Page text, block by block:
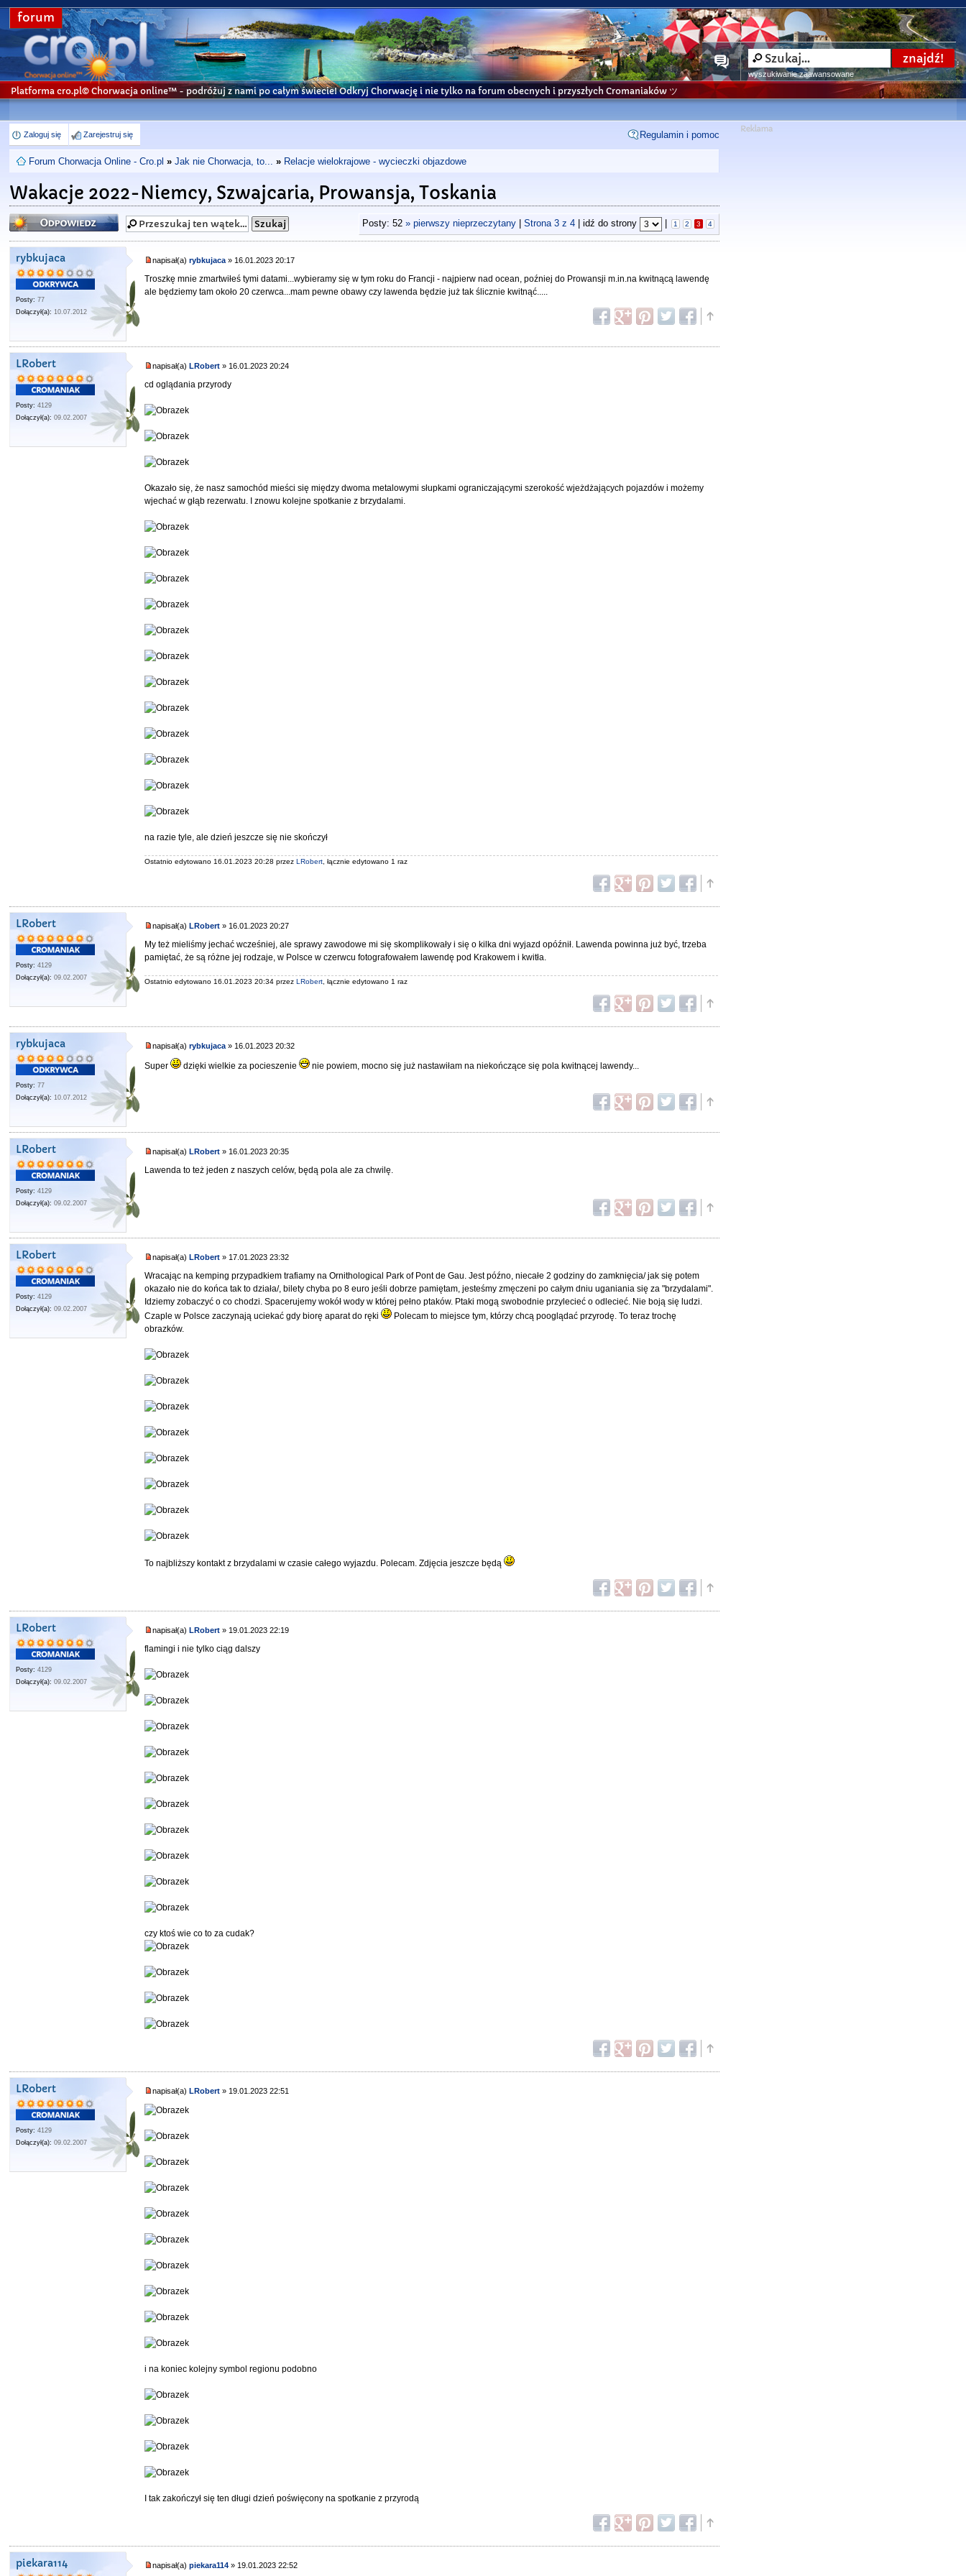
forum
wyszukiwanie zaawansowane
Platforma cro.pl© Chorwacja online™ - podróżuj z nami po całym świecie! Odkryj Chorwację i nie tylko na forum obecnych i przyszłych Cromaniaków ツ
Zaloguj się Zarejestruj się Regulamin i pomoc
Forum Chorwacja Online - Cro.pl » Jak nie Chorwacja, to... » Relacje wielokrajowe - wycieczki objazdowe
Wakacje 2022-Niemcy, Szwajcaria, Prowansja, Toskania
Odpowiedz Posty: 52 » pierwszy nieprzeczytany| Strona 3z 4| idź do strony 1 2 3 4
rybkujaca
Posty: 77
Dołączył(a): 10.07.2012
napisał(a)rybkujaca » 16.01.2023 20:17
Troszkę mnie zmartwiłeś tymi datami...wybieramy się w tym roku do Francji - najpierw nad ocean, poźniej do Prowansji m.in.na kwitnącą lawendę
ale będziemy tam około 20 czerwca...mam pewne obawy czy lawenda będzie już tak ślicznie kwitnąć.....
LRobert
Posty: 4129
Dołączył(a): 09.02.2007
napisał(a)LRobert » 16.01.2023 20:24
cd oglądania przyrody
Okazało się, że nasz samochód mieści się między dwoma metalowymi słupkami ograniczającymi szerokość wjeżdżających pojazdów i możemy
wjechać w głąb rezerwatu. I znowu kolejne spotkanie z brzydalami.
na razie tyle, ale dzień jeszcze się nie skończył
Ostatnio edytowano 16.01.2023 20:28 przezLRobert , łącznie edytowano 1 raz
LRobert
Posty: 4129
Dołączył(a): 09.02.2007
napisał(a)LRobert » 16.01.2023 20:27
My też mieliśmy jechać wcześniej, ale sprawy zawodowe mi się skomplikowały i się o kilka dni wyjazd opóźnił. Lawenda powinna już być, trzeba
pamiętać, że są różne jej rodzaje, w Polsce w czerwcu fotografowałem lawendę pod Krakowem i kwitła.
Ostatnio edytowano 16.01.2023 20:34 przezLRobert , łącznie edytowano 1 raz
rybkujaca
Posty: 77
Dołączył(a): 10.07.2012
napisał(a)rybkujaca » 16.01.2023 20:32
Super dzięki wielkie za pocieszenie nie powiem, mocno się już nastawiłam na niekończące się pola kwitnącej lawendy...
LRobert
Posty: 4129
Dołączył(a): 09.02.2007
napisał(a)LRobert » 16.01.2023 20:35
Lawenda to też jeden z naszych celów, będą pola ale za chwilę.
LRobert
Posty: 4129
Dołączył(a): 09.02.2007
napisał(a)LRobert » 17.01.2023 23:32
Wracając na kemping przypadkiem trafiamy na Ornithological Park of Pont de Gau. Jest późno, niecałe 2 godziny do zamknięcia/ jak się potem
okazało nie do końca tak to działa/, bilety chyba po 8 euro jeśli dobrze pamiętam, jesteśmy zmęczeni po całym dniu uganiania się za "brzydalami".
Idziemy zobaczyć o co chodzi. Spacerujemy wokół wody w której pełno ptaków. Ptaki mogą swobodnie przylecieć o odlecieć. Nie boją się ludzi.
Czaple w Polsce zaczynają uciekać gdy biorę aparat do ręki
Polecam to miejsce tym, którzy chcą pooglądać przyrodę. To teraz trochę
obrazków.
To najbliższy kontakt z brzydalami w czasie całego wyjazdu. Polecam. Zdjęcia jeszcze będą
LRobert
Posty: 4129
Dołączył(a): 09.02.2007
napisał(a)LRobert » 19.01.2023 22:19
flamingi i nie tylko ciąg dalszy
czy ktoś wie co to za cudak?
LRobert
Posty: 4129
Dołączył(a): 09.02.2007
napisał(a) LRobert » 19.01.2023 22:51
i na koniec kolejny symbol regionu podobno
I tak zakończył się ten długi dzień poświęcony na spotkanie z przyrodą
piekara114 napisał(a)piekara114 » 19.01.2023 22:52